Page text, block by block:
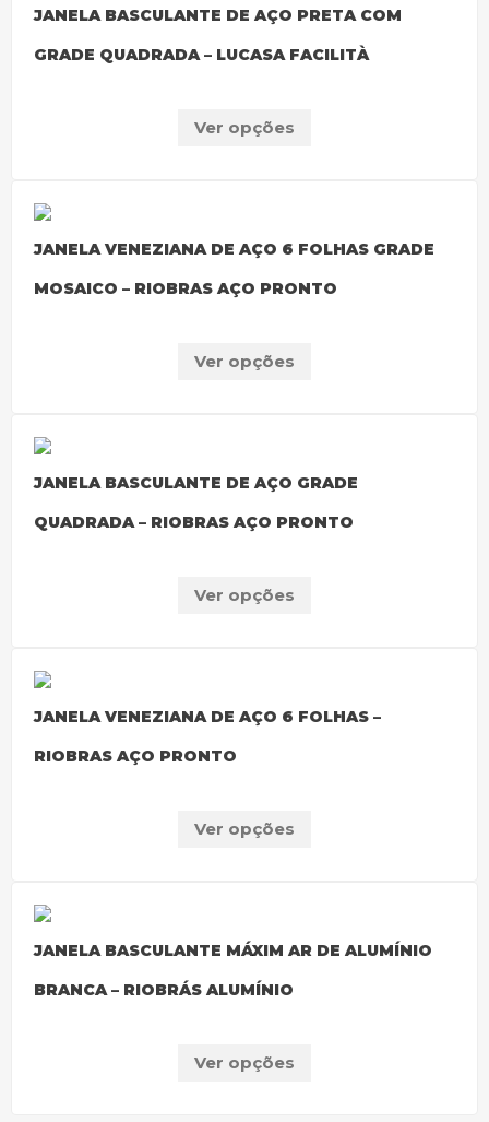
JANELA BASCULANTE DE AÇO PRETA COM
GRADE QUADRADA – LUCASA FACILITÀ
Ver opções
JANELA VENEZIANA DE AÇO 6 FOLHAS GRADE
MOSAICO – RIOBRAS AÇO PRONTO
Ver opções
JANELA BASCULANTE DE AÇO GRADE
QUADRADA – RIOBRAS AÇO PRONTO
Ver opções
JANELA VENEZIANA DE AÇO 6 FOLHAS –
RIOBRAS AÇO PRONTO
Ver opções
JANELA BASCULANTE MÁXIM AR DE ALUMÍNIO
BRANCA – RIOBRÁS ALUMÍNIO
Ver opções